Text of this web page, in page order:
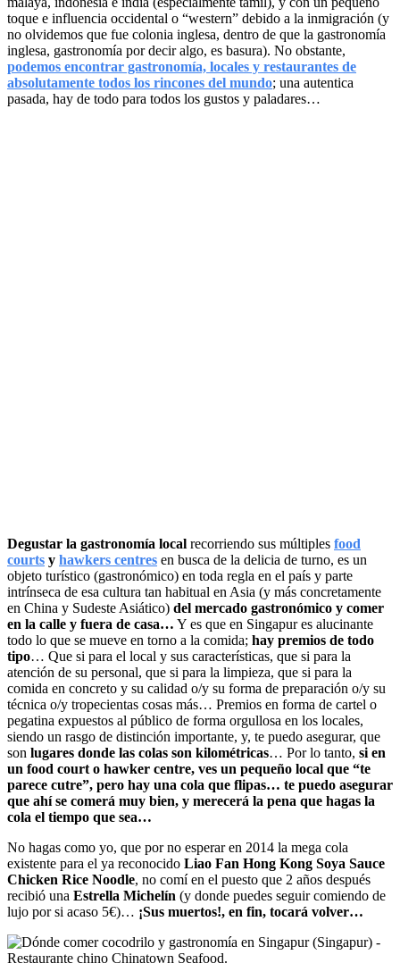
toque e influencia occidental o “western” debido a la inmigración (y
no olvidemos que fue colonia inglesa, dentro de que la gastronomía
inglesa, gastronomía por decir algo, es basura). No obstante,
podemos encontrar gastronomía, locales y restaurantes de
absolutamente todos los rincones del mundo; una autentica
pasada, hay de todo para todos los gustos y paladares…
Degustar la gastronomía local recorriendo sus múltiples food
courts y hawkers centres en busca de la delicia de turno, es un
objeto turístico (gastronómico) en toda regla en el país y parte
intrínseca de esa cultura tan habitual en Asia (y más concretamente
en China y Sudeste Asiático) del mercado gastronómico y comer
en la calle y fuera de casa… Y es que en Singapur es alucinante
todo lo que se mueve en torno a la comida; hay premios de todo
tipo… Que si para el local y sus características, que si para la
atención de su personal, que si para la limpieza, que si para la
comida en concreto y su calidad o/y su forma de preparación o/y su
técnica o/y tropecientas cosas más… Premios en forma de cartel o
pegatina expuestos al público de forma orgullosa en los locales,
siendo un rasgo de distinción importante, y, te puedo asegurar, que
son lugares donde las colas son kilométricas… Por lo tanto, si en
un food court o hawker centre, ves un pequeño local que “te
parece cutre”, pero hay una cola que flipas… te puedo asegurar
que ahí se comerá muy bien, y merecerá la pena que hagas la
cola el tiempo que sea…
No hagas como yo, que por no esperar en 2014 la mega cola
existente para el ya reconocido Liao Fan Hong Kong Soya Sauce
Chicken Rice Noodle, no comí en el puesto que 2 años después
recibió una Estrella Michelín (y donde puedes seguir comiendo de
lujo por si acaso 5€)… ¡Sus muertos!, en fin, tocará volver…